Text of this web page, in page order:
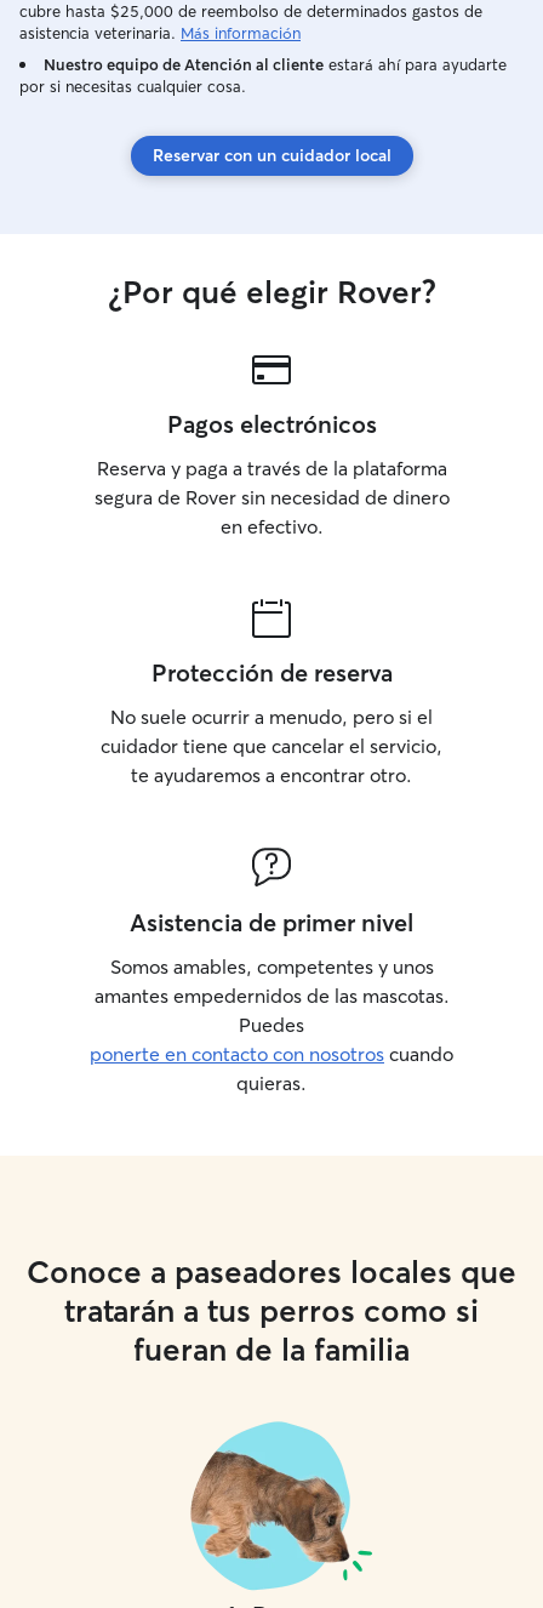
cuanto a paseos
con otras
de que se
cubre hasta $25,000 de reembolso de determinados gastos de
asistencia veterinaria. Más información
Nuestro equipo de Atención al cliente estará ahí para ayudarte
por si necesitas cualquier cosa.
Reservar con un cuidador local
¿Por qué elegir Rover?
Pagos electrónicos
Reserva y paga a través de la plataforma
segura de Rover sin necesidad de dinero
en efectivo.
Protección de reserva
No suele ocurrir a menudo, pero si el
cuidador tiene que cancelar el servicio,
te ayudaremos a encontrar otro.
Asistencia de primer nivel
Somos amables, competentes y unos
amantes empedernidos de las mascotas.
Puedes
ponerte en contacto con nosotros cuando
quieras.
Conoce a paseadores locales que
tratarán a tus perros como si
fueran de la familia